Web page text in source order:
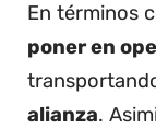
En términos
poner en
alianza.